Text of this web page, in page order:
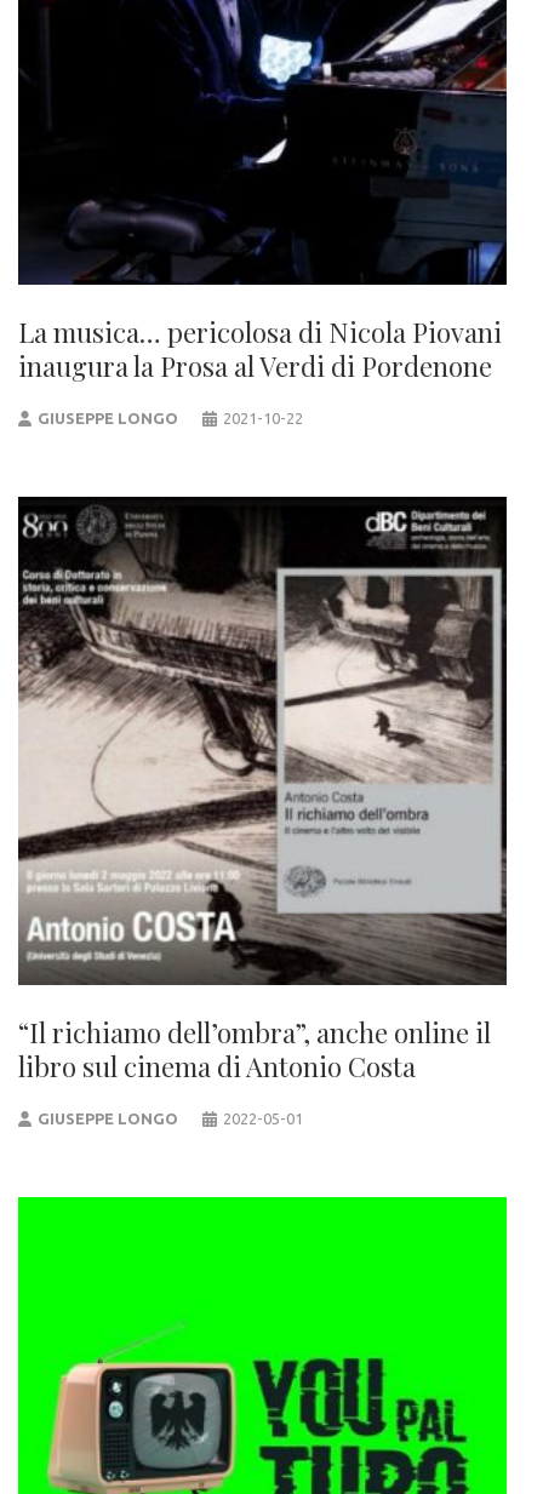
La musica… pericolosa di Nicola Piovani
inaugura la Prosa al Verdi di Pordenone
GIUSEPPE LONGO 2021-10-22
“Il richiamo dell’ombra”, anche online il
libro sul cinema di Antonio Costa
GIUSEPPE LONGO 2022-05-01